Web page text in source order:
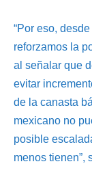
“Por eso,
reforzamos la
al señalar que
evitar
de la canasta
mexicano no
posible
menos tienen”,